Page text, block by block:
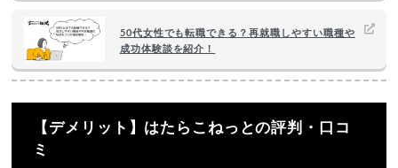
50代女性でも転職できる？再就職しやすい職種や
成功体験談を紹介！
【デメリット】はたらこねっとの評判・口コ
ミ